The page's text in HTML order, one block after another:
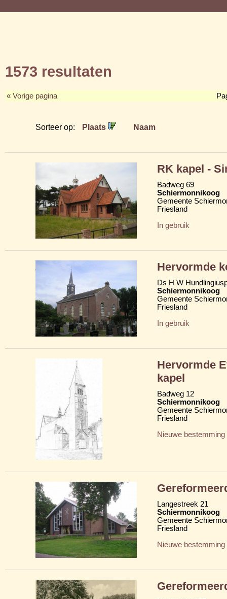
1573 resultaten
« Vorige pagina
Sorteer op: Plaats Naam
RK kapel -
Badweg 69
Schiermonnikoog
Gemeente
Friesland
In gebruik
Hervormde
Ds H W
Schiermonnikoog
Gemeente
Friesland
In gebruik
Hervormde
kapel
Badweg 12
Schiermonnikoog
Gemeente
Friesland
Nieuwe bestemming
Langestreek 21
Schiermonnikoog
Gemeente
Friesland
Nieuwe bestemming